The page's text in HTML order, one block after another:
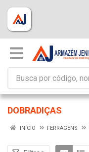
DOBRADIÇAS
INÍCIO FERRAGENS